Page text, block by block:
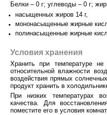
Белки – 0 г; углеводы – 0 г;
насыщенных жиров 14 г,
мононасыщенные жирные
полинасыщенные жирные
Условия хранения
Хранить при температуре
относительной влажности
воздействия прямых
продукт хранить в
При низких температурах
качества. Для
поместите его в условия